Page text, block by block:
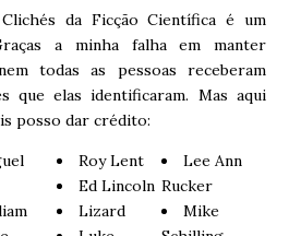
da Ficção Científica é um
a minha falha em manter
todas as pessoas receberam
que elas identificaram. Mas aqui
posso dar crédito:
Roy Lent
Ed Lincoln
Lizard
Lee Ann
Rucker
Mike